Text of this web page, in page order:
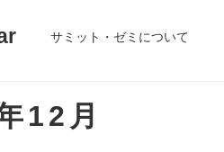
サミット・ゼミについて
12月